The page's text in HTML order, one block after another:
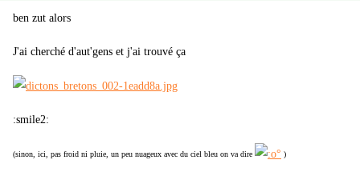
ben zut alors
J'ai cherché d'aut'gens et j'ai trouvé ça
:smile2:
(sinon, ici, pas froid ni pluie, un peu nuageux avec du ciel bleu on va dire )